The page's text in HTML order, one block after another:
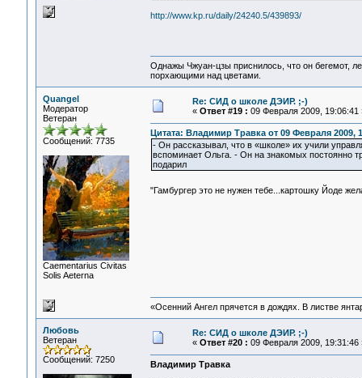
http://www.kp.ru/daily/24240.5/439893/
Однажы Чжуан-цзы приснилось, что он бегемот,
порхающими над цветами.
Quangel
Модератор
Ветеран
Сообщений: 7735
Сaementarius Civitas
Solis Aeterna
Re: СИД о школе ДЭИР. ;-)
« Ответ #19 : 09 Февраля 2009, 19:06:41
Цитата: Владимир Травка от 09 Февраля 2009,
- Он рассказывал, что в «школе» их учили
вспоминает Ольга. - Он на знакомых постоянно
подарил
"Гамбургер это не нужен тебе...картошку Йоде
«Осенний Ангел прячется в дождях. В листве
Любовь
Ветеран
Сообщений: 7250
Re: СИД о школе ДЭИР. ;-)
« Ответ #20 : 09 Февраля 2009, 19:31:46
Владимир Травка